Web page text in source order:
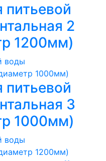
питьевой
2
1200мм)
питьевой
3
1000мм)